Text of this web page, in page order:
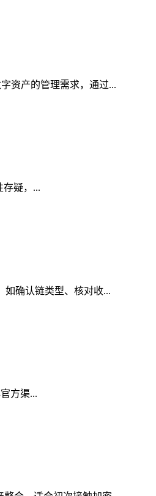
资产的管理需求，通过...
存疑，...
如确认链类型、核对收...
方渠...